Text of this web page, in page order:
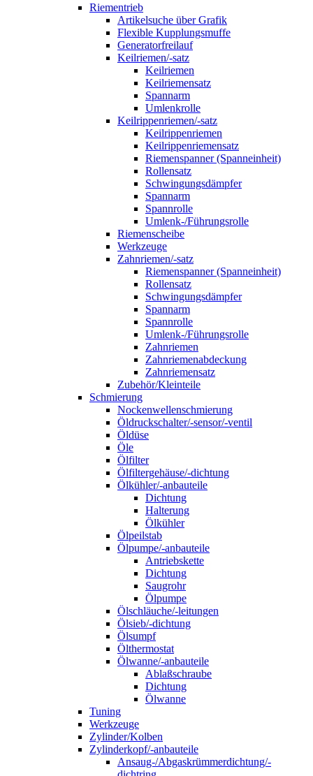
Riementrieb
Artikelsuche über Grafik
Flexible Kupplungsmuffe
Generatorfreilauf
Keilriemen/-satz
Keilriemen
Keilriemensatz
Spannarm
Umlenkrolle
Keilrippenriemen/-satz
Keilrippenriemen
Keilrippenriemensatz
Riemenspanner (Spanneinheit)
Rollensatz
Schwingungsdämpfer
Spannarm
Spannrolle
Umlenk-/Führungsrolle
Riemenscheibe
Werkzeuge
Zahnriemen/-satz
Riemenspanner (Spanneinheit)
Rollensatz
Schwingungsdämpfer
Spannarm
Spannrolle
Umlenk-/Führungsrolle
Zahnriemen
Zahnriemenabdeckung
Zahnriemensatz
Zubehör/Kleinteile
Schmierung
Nockenwellenschmierung
Öldruckschalter/-sensor/-ventil
Öldüse
Öle
Ölfilter
Ölfiltergehäuse/-dichtung
Ölkühler/-anbauteile
Dichtung
Halterung
Ölkühler
Ölpeilstab
Ölpumpe/-anbauteile
Antriebskette
Dichtung
Saugrohr
Ölpumpe
Ölschläuche/-leitungen
Ölsieb/-dichtung
Ölsumpf
Ölthermostat
Ölwanne/-anbauteile
Ablaßschraube
Dichtung
Ölwanne
Tuning
Werkzeuge
Zylinder/Kolben
Zylinderkopf/-anbauteile
Ansaug-/Abgaskrümmerdichtung/-